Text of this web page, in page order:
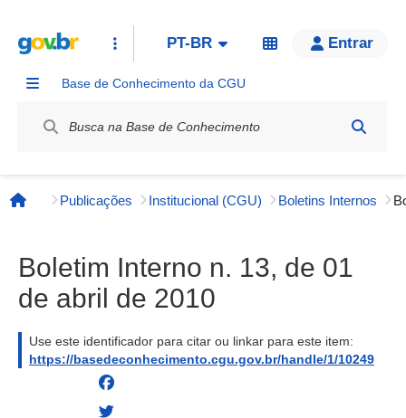
PT-BR Entrar
Base de Conhecimento da CGU
Página inicial
Publicações Institucional (CGU) Boletins Internos
Boletim Interno n. 13, de 01
de abril de 2010
Use este identificador para citar ou linkar para este item:
https://basedeconhecimento.cgu.gov.br/handle/1/10249